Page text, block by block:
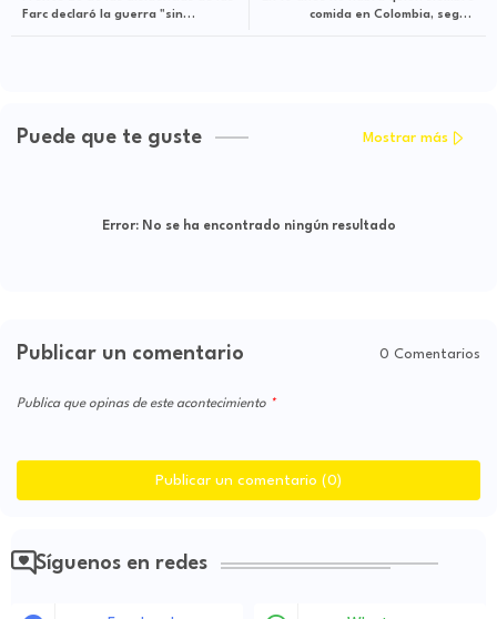
comida en Colombia, según
Farc declaró la guerra "sin
Puede que te guste Mostrar más
Error:No se ha encontrado ningún resultado
Publicar un comentario 0 Comentarios
Publica que opinas de este acontecimiento
Publicar un comentario (0)
Síguenos en redes